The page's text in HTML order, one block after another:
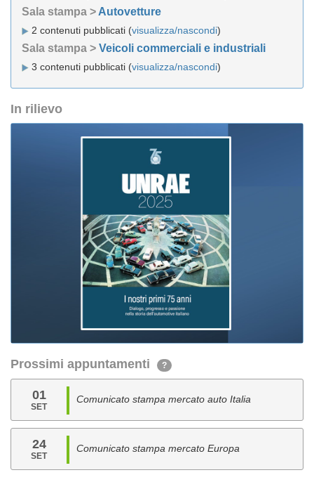
Sala stampa > Autovetture
2 contenuti pubblicati (visualizza/nascondi)
Sala stampa > Veicoli commerciali e industriali
3 contenuti pubblicati (visualizza/nascondi)
In rilievo
Prossimi appuntamenti ?
01
SET
Comunicato stampa mercato auto Italia
24
SET
Comunicato stampa mercato Europa